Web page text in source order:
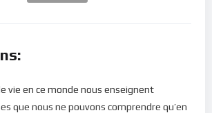
vie en ce monde nous enseignent
que nous ne pouvons comprendre qu’en